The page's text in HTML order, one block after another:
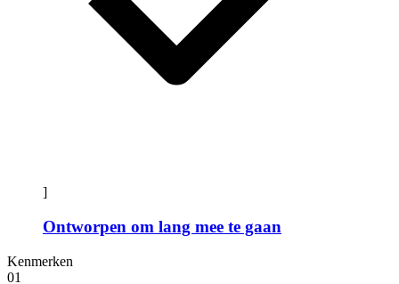
]
Ontworpen om lang mee te gaan
Kenmerken
01